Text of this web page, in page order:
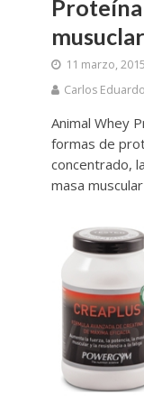
musuclar
11 marzo, 2015
Carlos
Animal Whey
formas de
concentrado,
masa